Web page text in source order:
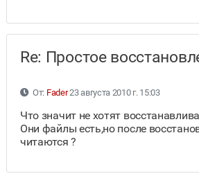
Re: Простое
От: Fader23 августа 2010 г. 15:03
Что значит не хотят
Они файлы есть,но после
читаются ?